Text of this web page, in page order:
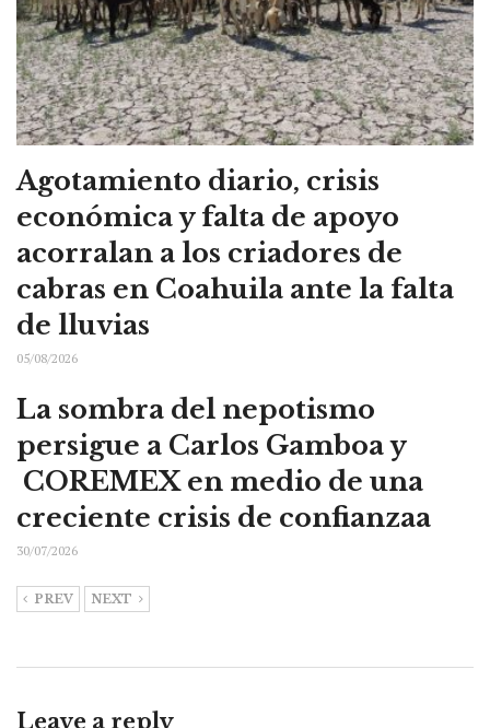
Agotamiento diario, crisis
económica y falta de apoyo
acorralan a los criadores de
cabras en Coahuila ante la falta
de lluvias
05/08/2026
La sombra del nepotismo
persigue a Carlos Gamboa y
COREMEX en medio de una
creciente crisis de confianzaa
30/07/2026
PREV NEXT
Leave a reply